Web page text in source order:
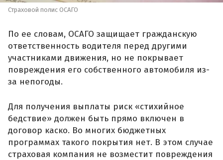
Страховой полис ОСАГО
По ее словам, ОСАГО защищает гражданскую
ответственность водителя перед другими
участниками движения, но не покрывает
повреждения его собственного автомобиля из-
за непогоды.
Для получения выплаты риск «стихийное
бедствие» должен быть прямо включен в
договор каско. Во многих бюджетных
программах такого покрытия нет. В этом случае
страховая компания не возместит повреждения